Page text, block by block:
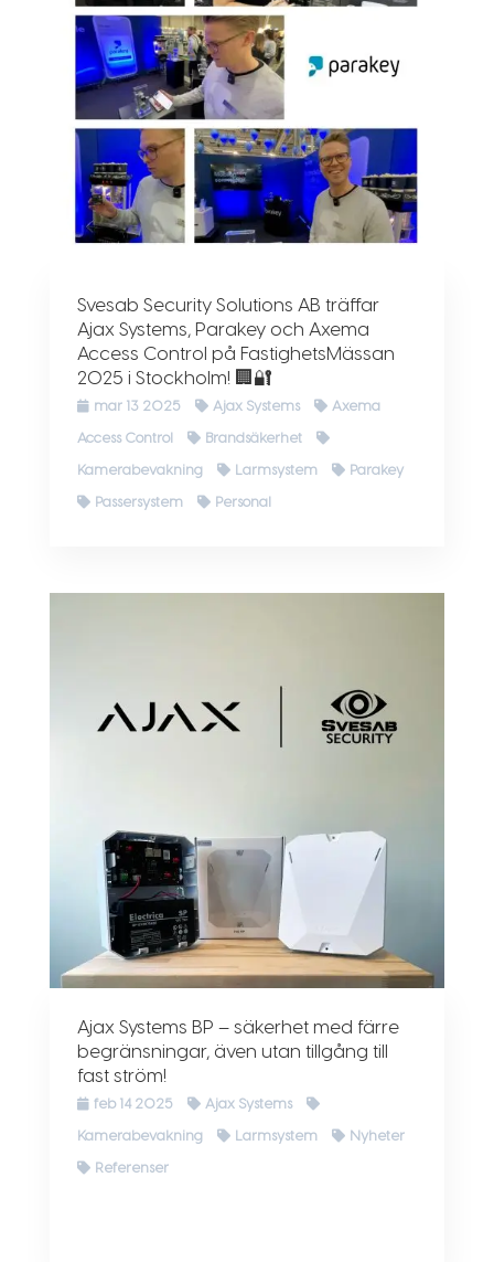
Svesab Security Solutions AB träffar
Ajax Systems, Parakey och Axema
Access Control på FastighetsMässan
2025 i Stockholm! 🏢🔐
mar 13 2025 Ajax Systems Axema
Access Control Brandsäkerhet
Kamerabevakning Larmsystem Parakey
Passersystem Personal
Ajax Systems BP – säkerhet med färre
begränsningar, även utan tillgång till
fast ström!
feb 14 2025 Ajax Systems
Kamerabevakning Larmsystem Nyheter
Referenser